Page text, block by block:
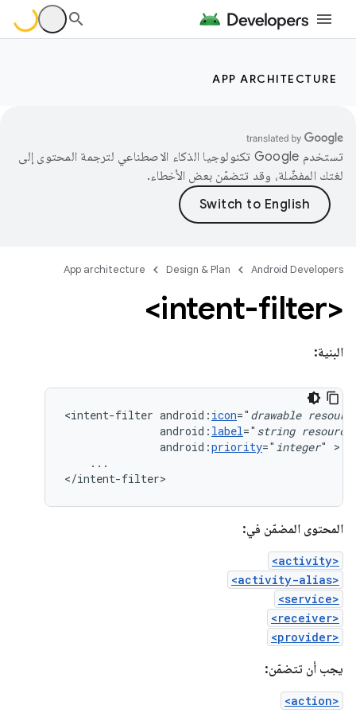
APP ARCHITECTURE
تستخدم Google تكنولوجيا الذكاء الاصطناعي لترجمة المحتوى إلى
لغتك المفضّلة، وقد تتضمّن بعض الأخطاء.
Android Developers
Design & Plan
App architecture
<intent-filter>
البنية:
<intent-filter android: icon=" drawable
android: label=" string resource
android:priority=" integer"
...
</intent-filter>
المحتوى المضمّن في:
<activity>
<activity-alias>
<service>
<receiver>
<provider>
يجب أن تتضمّن:
<action>